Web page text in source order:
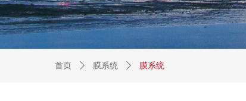
首页 ꄲ 膜系统 ꄲ 膜系统